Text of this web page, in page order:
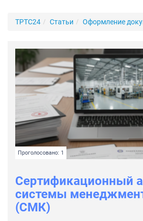
ТРТС24 Статьи Оформление
Проголосовано: 1
Сертификационный
системы
(СМК)